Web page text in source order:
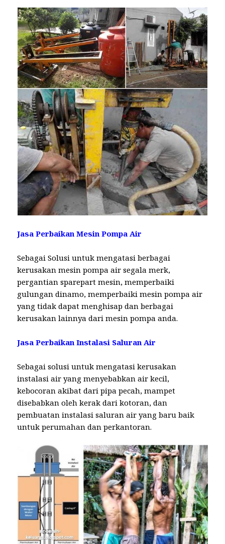
Jasa Perbaikan Mesin Pompa Air
Sebagai Solusi untuk mengatasi berbagai
kerusakan mesin pompa air segala merk,
pergantian sparepart mesin, memperbaiki
gulungan dinamo, memperbaiki mesin pompa air
yang tidak dapat menghisap dan berbagai
kerusakan lainnya dari mesin pompa anda.
Jasa Perbaikan Instalasi Saluran Air
Sebagai solusi untuk mengatasi kerusakan
instalasi air yang menyebabkan air kecil,
kebocoran akibat dari pipa pecah, mampet
disebabkan oleh kerak dari kotoran, dan
pembuatan instalasi saluran air yang baru baik
untuk perumahan dan perkantoran.